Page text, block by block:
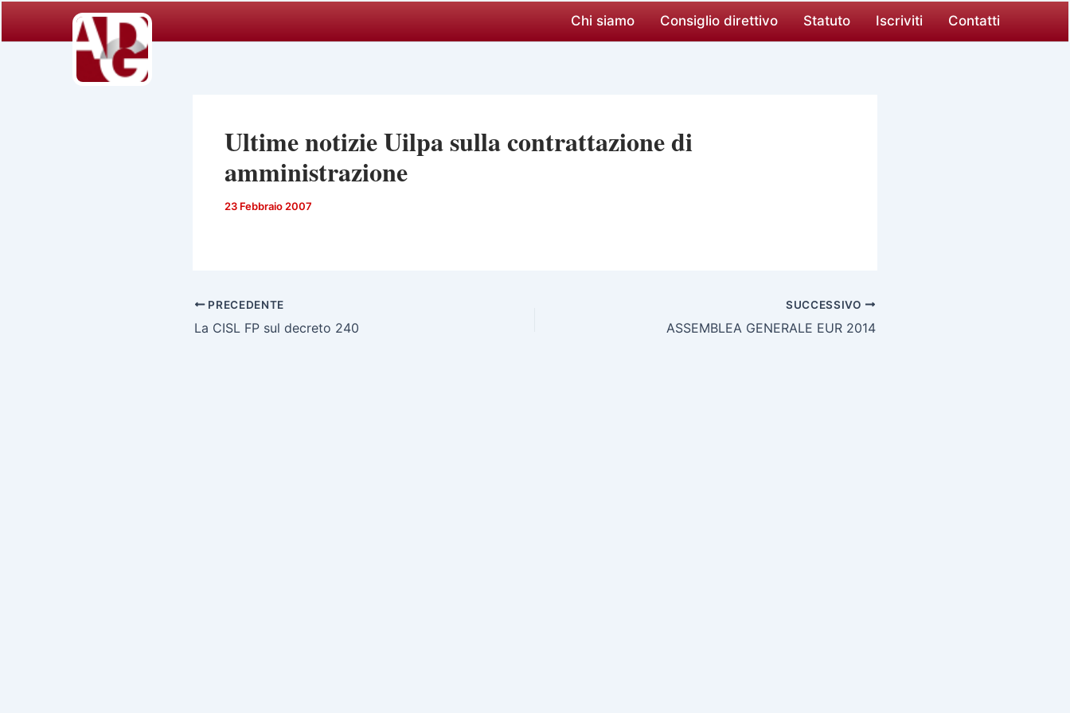
Chi siamo Consiglio direttivo Statuto Iscriviti Contatti
Ultime notizie Uilpa sulla contrattazione di
amministrazione
23 Febbraio 2007
PRECEDENTE
La CISL FP sul decreto 240
SUCCESSIVO
ASSEMBLEA GENERALE EUR 2014